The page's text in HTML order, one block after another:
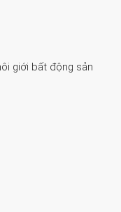
giới bất động sản